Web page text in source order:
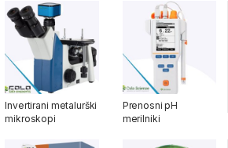
Invertirani metalurški
mikroskopi
Prenosni pH
merilniki